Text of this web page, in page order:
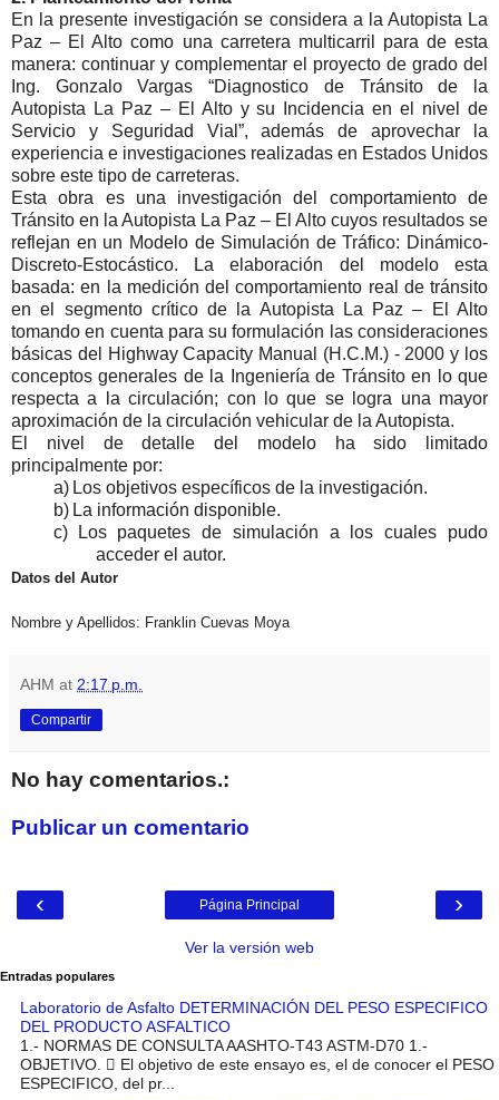
En la presente investigación se considera a la Autopista La
Paz – El Alto como una carretera multicarril para de esta
manera: continuar y complementar el proyecto de grado del
Ing. Gonzalo Vargas “Diagnostico de Tránsito de la
Autopista La Paz – El Alto y su Incidencia en el nivel de
Servicio y Seguridad Vial”, además de aprovechar la
experiencia e investigaciones realizadas en Estados Unidos
sobre este tipo de carreteras.
Esta obra es una investigación del comportamiento de
Tránsito en la Autopista La Paz – El Alto cuyos resultados se
reflejan en un Modelo de Simulación de Tráfico: Dinámico-
Discreto-Estocástico. La elaboración del modelo esta
basada: en la medición del comportamiento real de tránsito
en el segmento crítico de la Autopista La Paz – El Alto
tomando en cuenta para su formulación las consideraciones
básicas del Highway Capacity Manual (H.C.M.) - 2000 y los
conceptos generales de la Ingeniería de Tránsito en lo que
respecta a la circulación; con lo que se logra una mayor
aproximación de la circulación vehicular de la Autopista.
El nivel de detalle del modelo ha sido limitado
principalmente por:
a) Los objetivos específicos de la investigación.
b) La información disponible.
c)
Los paquetes de simulación a los cuales pudo
acceder el autor.
Datos del Autor
Nombre y Apellidos: Franklin Cuevas Moya
AHM at 2:17 p.m.
Compartir
No hay comentarios.:
Publicar un comentario
‹ ›
Página Principal
Ver la versión web
Entradas populares
Laboratorio de Asfalto DETERMINACIÓN DEL PESO ESPECIFICO
DEL PRODUCTO ASFALTICO
1.- NORMAS DE CONSULTA AASHTO-T43 ASTM-D70 1.-
OBJETIVO.  El objetivo de este ensayo es, el de conocer el PESO
ESPECIFICO, del pr...